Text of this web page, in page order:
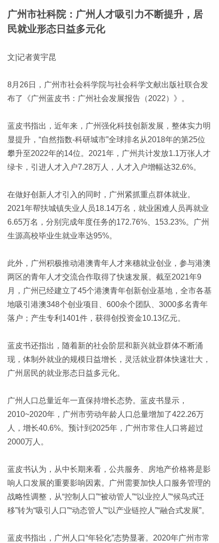
广州市社科院：广州人才吸引力不断提升，居
民就业形态日益多元化
文|记者黄宇昆
8月26日，广州市社会科学院与社会科学文献出版社联合发
布了《广州蓝皮书：广州社会发展报告（2022）》。
蓝皮书指出，近年来，广州强化科技创新发展，整体实力明
显提升，“自然指数-科研城市”全球排名从2018年的第25位
攀升至2022年的14位。2021年，广州共计发放1.1万张人才
绿卡，引进人才入户7.28万人，人才入户增幅达32.6%。
在做好创新人才引入的同时，广州紧抓重点群体就业。
2021年帮扶城镇失业人员18.14万名，就业困难人员再就业
6.65万名，分别完成年度任务的172.76%、153.23%。广州
生源高校毕业生就业率达95%。
此外，广州积极推动港澳青年人才来穗就业创业，参与港澳
两区的青年人才交流合作取得了快速发展。截至2021年9
月，广州已经建立了45个港澳青年创新创业基地，全市各基
地吸引港澳348个创业项目、600余个团队、3000多名青年
落户；产生专利1401件，获得创投资金10.13亿元。
蓝皮书还指出，随着新的社会阶层和新兴就业群体不断涌
现，体制外就业的规模日益增长，灵活就业群体快速壮大，
广州居民的就业形态日益多元化。
广州人口总量近年一直保持增长态势。蓝皮书显示，
2010~2020年，广州市劳动年龄人口总量增加了422.26万
人，增长40.6%。预计到2025年，广州市常住人口将超过
2000万人。
蓝皮书认为，从中长期来看，公共服务、房地产价格将是影
响人口发展的重要影响因素。广州需要加快人口服务管理的
战略性调整，从“控制人口”“被动管人”“以业控人”“候鸟式迁
移”转为“吸引人口”“动态管人”“以产业链控人”“融合式发展”。
蓝皮书指出，广州人口“年轻化”态势显著。2020年广州市常